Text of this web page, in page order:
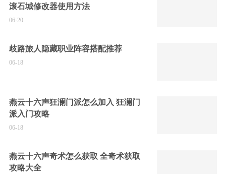
滚石城修改器使用方法
06-20
歧路旅人隐藏职业阵容搭配推荐
06-18
燕云十六声狂澜门派怎么加入 狂澜门
派入门攻略
06-18
燕云十六声奇术怎么获取 全奇术获取
攻略大全